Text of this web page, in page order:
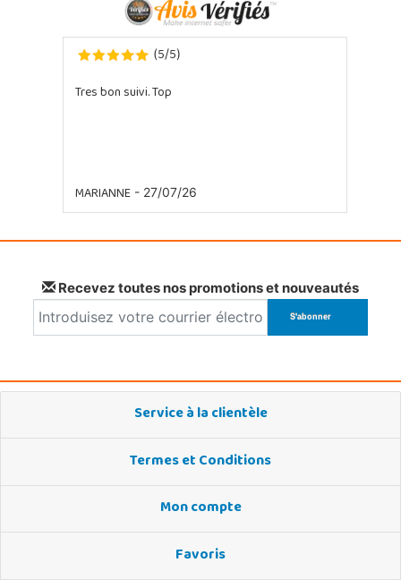
(5/5)
Tres bon suivi. Top
MARIANNE- 27/07/26
Recevez toutes nos promotions et nouveautés
Service à la clientèle
Termes et Conditions
Mon compte
Favoris